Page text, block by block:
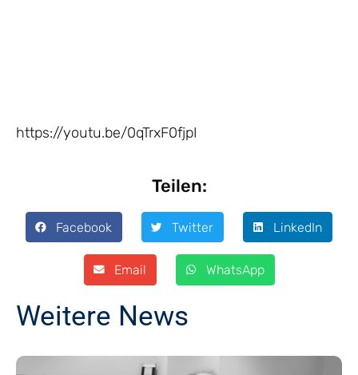
https://youtu.be/0qTrxF0fjpI
Teilen:
Facebook Twitter LinkedIn
Email WhatsApp
Weitere News